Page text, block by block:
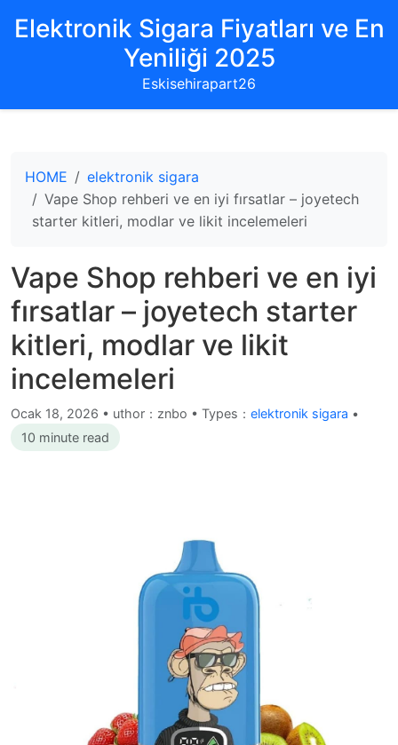
Elektronik Sigara Fiyatları ve En
Yeniliği 2025
Eskisehirapart26
HOME
elektronik sigara
Vape Shop rehberi ve en iyi fırsatlar – joyetech
starter kitleri, modlar ve likit incelemeleri
Vape Shop rehberi ve en iyi
fırsatlar – joyetech starter
kitleri, modlar ve likit
incelemeleri
Ocak 18, 2026 • uthor：znbo • Types： elektronik sigara •
10 minute read